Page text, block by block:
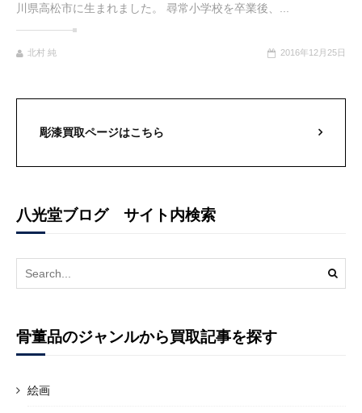
川県高松市に生まれました。 尋常小学校を卒業後、...
北村 純 2016年12月25日
彫漆買取ページはこちら
八光堂ブログ サイト内検索
Search
for:
骨董品のジャンルから買取記事を探す
絵画